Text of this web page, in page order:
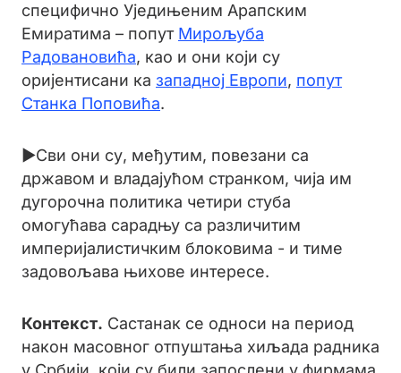
специфично Уједињеним Арапским
Емиратима – попут Мирољуба
Радовановића, као и они који су
оријентисани ка западној Европи, попут
Станка Поповића.
►Сви они су, међутим, повезани са
државом и владајућом странком, чија им
дугорочна политика четири стуба
омогућава сарадњу са различитим
империјалистичким блоковима - и тиме
задовољава њихове интересе.
Контекст. Cастанак се односи на период
након масовног отпуштања хиљада радника